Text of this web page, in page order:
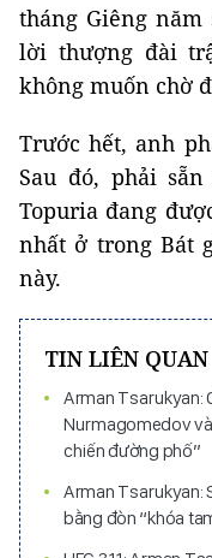
tháng Giêng năm
lời thượng đài
không muốn chờ
Trước hết, anh
Sau đó, phải
Topuria đang
nhất ở trong Bát
này.
TIN LIÊN QUAN
Arman Tsarukyan:
Nurmagomedov
chiến đường phố”
Arman Tsarukyan:
bằng đòn “khóa